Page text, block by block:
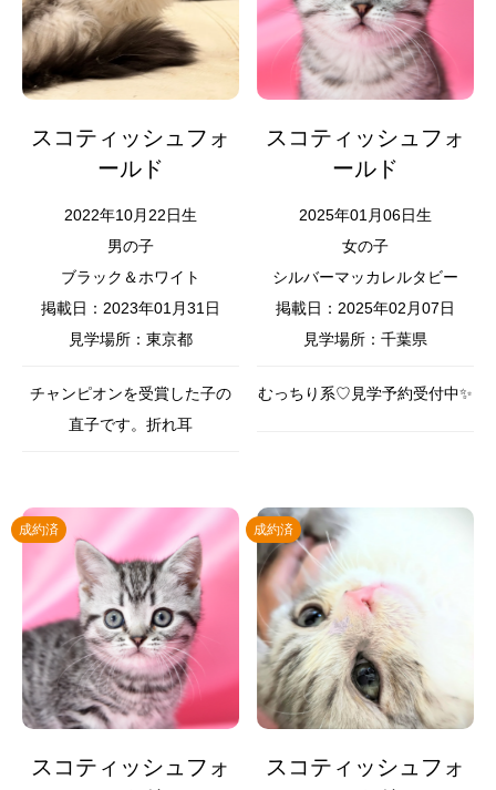
スコティッシュフォ
ールド
2022年10月22日生
男の子
ブラック＆ホワイト
掲載日：2023年01月31日
見学場所：東京都
チャンピオンを受賞した子の
直子です。折れ耳
スコティッシュフォ
ールド
2025年01月06日生
女の子
シルバーマッカレルタビー
掲載日：2025年02月07日
見学場所：千葉県
むっちり系♡見学予約受付中✨️
成約済
スコティッシュフォ
成約済
スコティッシュフォ